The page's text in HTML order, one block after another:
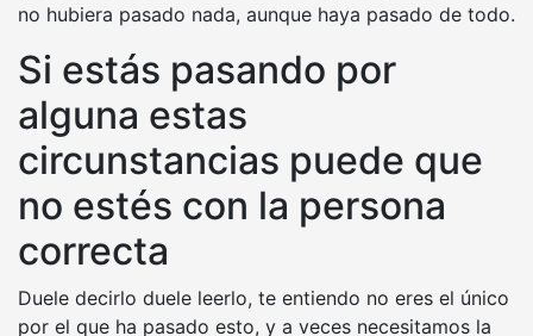
no hubiera pasado nada, aunque haya pasado de todo.
Si estás pasando por
alguna estas
circunstancias puede que
no estés con la persona
correcta
Duele decirlo duele leerlo, te entiendo no eres el único
por el que ha pasado esto, y a veces necesitamos la